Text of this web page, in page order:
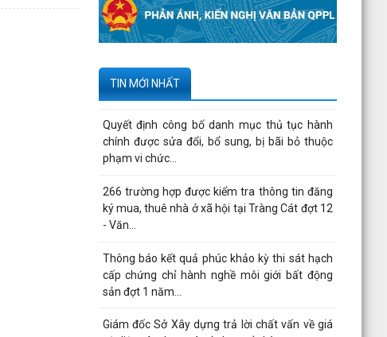
TIN MỚI NHẤT
hoặc xuất khẩu của Công ty TNHH ống thép
190 - Văn bản...
nghề hoạt động xây dựng do vướng mắc hệ
thống - Thông...
Quyết định công bố danh mục thủ tục hành
chính được sửa đổi, bổ sung, bị bãi bỏ thuộc
phạm vi chức...
266 trường hợp được kiểm tra thông tin đăng
ký mua, thuê nhà ở xã hội tại Tràng Cát đợt 12
- Văn...
Thông báo kết quả phúc khảo kỳ thi sát hạch
cấp chứng chỉ hành nghề môi giới bất động
sản đợt 1 năm...
Giám đốc Sở Xây dựng trả lời chất vấn về giá